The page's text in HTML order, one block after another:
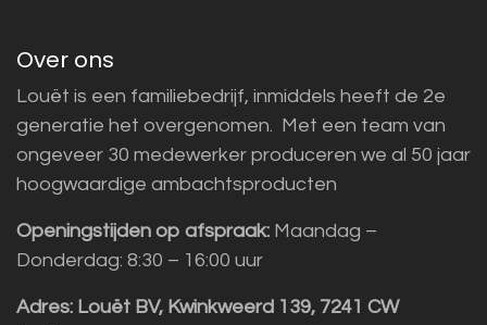
Over ons
Louët is een familiebedrijf, inmiddels heeft de 2e
generatie het overgenomen. Met een team van
ongeveer 30 medewerker produceren we al 50 jaar
hoogwaardige ambachtsproducten
Openingstijden op afspraak: Maandag –
Donderdag: 8:30 – 16:00 uur
Adres: Louët BV, Kwinkweerd 139, 7241 CW